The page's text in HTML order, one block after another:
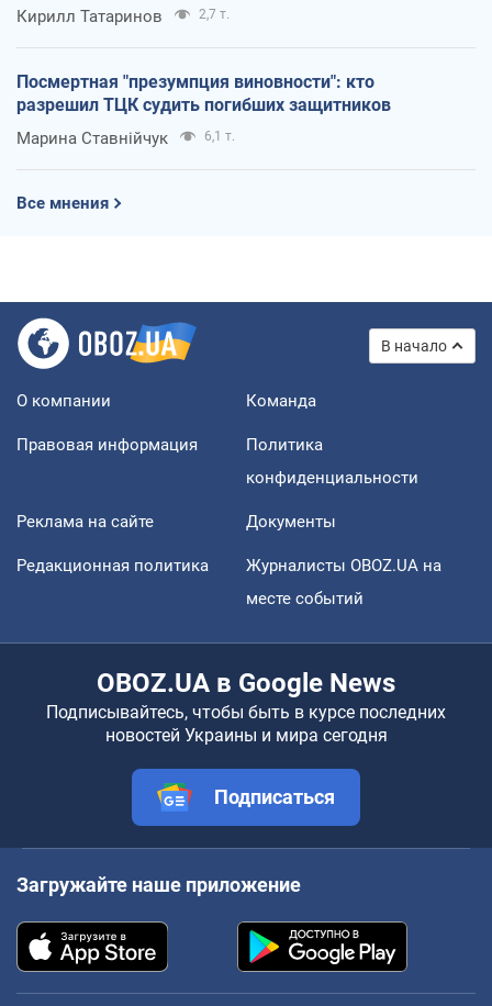
Кирилл Татаринов 2,7 т.
Посмертная "презумпция виновности": кто
разрешил ТЦК судить погибших защитников
Марина Ставнійчук 6,1 т.
Все мнения
В начало
О компании Команда
Правовая информация
Политика
конфиденциальности
Реклама на сайте Документы
Редакционная политика
Журналисты OBOZ.UA на
месте событий
OBOZ.UA в Google News
Подписывайтесь, чтобы быть в курсе последних
новостей Украины и мира сегодня
Подписаться
Загружайте наше приложение